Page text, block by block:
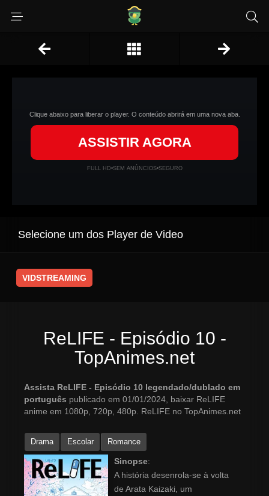
Clique abaixo para liberar o player. O conteúdo abrirá em uma nova aba.
ASSISTIR AGORA
FULL HD•SEM ANÚNCIOS•SEGURO
Selecione um dos Player de Video
VIDSTREAMING
ReLIFE - Episódio 10 -
TopAnimes.net
Assista ReLIFE - Episódio 10 legendado/dublado em
português publicado em 01/01/2024, baixar ReLIFE
anime em 1080p, 720p, 480p. ReLIFE no TopAnimes.net
Drama Escolar Romance
Sinopse:
A história desenrola-se à volta
de Arata Kaizaki, um